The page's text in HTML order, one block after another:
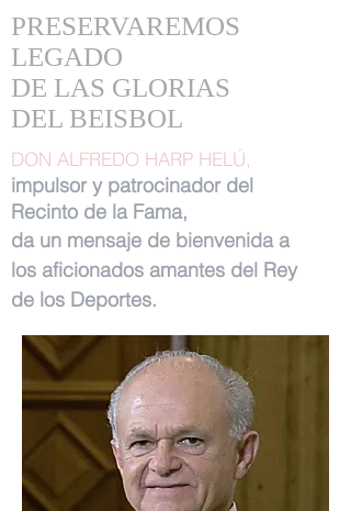
PRESERVAREMOS
LEGADO
DE LAS GLORIAS
DEL BEISBOL
DON ALFREDO HARP HELÚ,
impulsor y patrocinador del
Recinto de la Fama,
da un mensaje de bienvenida a
los aficionados amantes del Rey
de los Deportes.